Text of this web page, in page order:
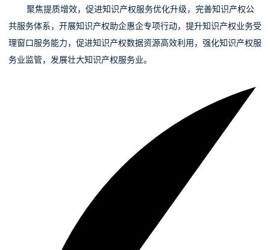
聚焦提质增效，促进知识产权服务优化升级，完善知识产权公
共服务体系，开展知识产权助企惠企专项行动，提升知识产权业务受
理窗口服务能力，促进知识产权数据资源高效利用，强化知识产权服
务业监管，发展壮大知识产权服务业。